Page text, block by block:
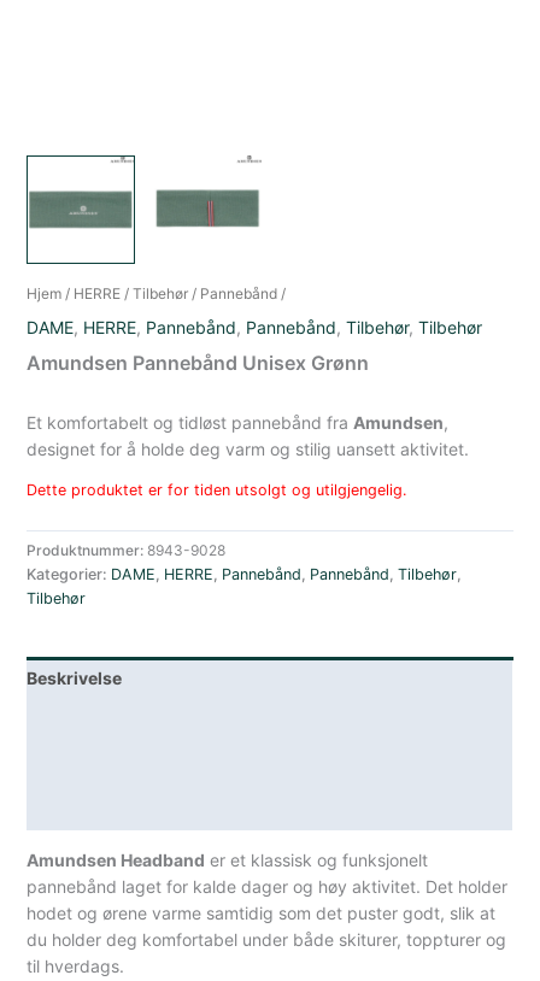
Hjem / HERRE /Tilbehør / Pannebånd /
DAME, HERRE, Pannebånd, Pannebånd,Tilbehør,Tilbehør
Amundsen Pannebånd Unisex Grønn
Et komfortabelt og tidløst pannebånd fra Amundsen,
designet for å holde deg varm og stilig uansett aktivitet.
Dette produktet er for tiden utsolgt og utilgjengelig.
Produktnummer:8943-9028
Kategorier: DAME, HERRE, Pannebånd, Pannebånd,Tilbehør,
Tilbehør
Beskrivelse
Amundsen Headband er et klassisk og funksjonelt
pannebånd laget for kalde dager og høy aktivitet. Det holder
hodet og ørene varme samtidig som det puster godt, slik at
du holder deg komfortabel under både skiturer, toppturer og
til hverdags.